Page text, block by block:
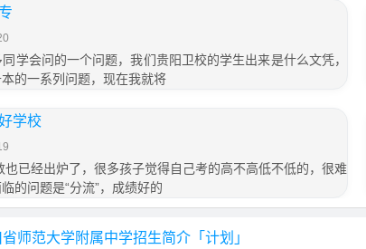
学会问的一个问题，我们贵阳卫校的学生出来是什么文凭，
的一系列问题，现在我就将
学校
已经出炉了，很多孩子觉得自己考的高不高低不低的，很难
的问题是“分流”，成绩好的
师范大学附属中学招生简介「计划」